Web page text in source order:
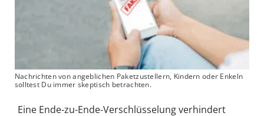
Nachrichten von angeblichen Paketzustellern, Kindern oder Enkeln
solltest Du immer skeptisch betrachten.
Eine Ende-zu-Ende-Verschlüsselung verhindert